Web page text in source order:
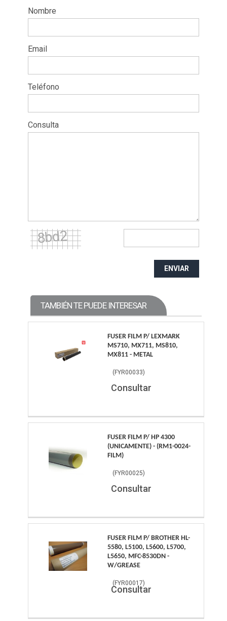
Nombre
Email
Teléfono
Consulta
ENVIAR
TAMBIÉN TE PUEDE INTERESAR
FUSER FILM P/ LEXMARK
MS710, MX711, MS810,
MX811 - METAL
( FYR00033)
Consultar
FUSER FILM P/ HP 4300
(UNICAMENTE) - (RM1-0024-
FILM)
( FYR00025)
Consultar
FUSER FILM P/ BROTHER HL-
5580, L5100, L5600, L5700,
L5650, MFC-8530DN -
W/GREASE
( FYR00017)
Consultar